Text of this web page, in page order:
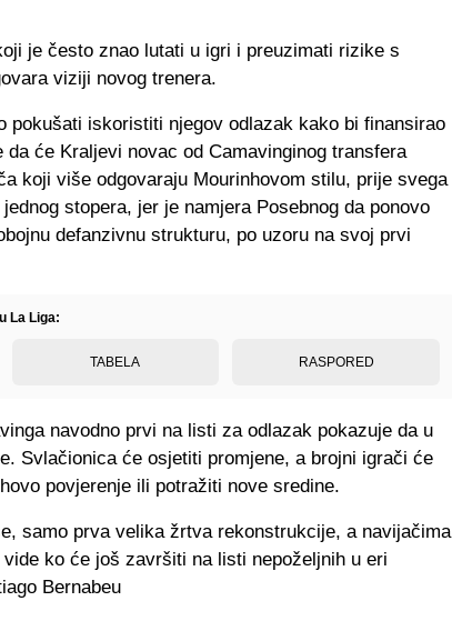
je često znao lutati u igri i preuzimati rizike s
viziji novog trenera.
pokušati iskoristiti njegov odlazak kako bi finansirao
da će Kraljevi novac od Camavinginog transfera
koji više odgovaraju Mourinhovom stilu, prije svega
stopera, jer je namjera Posebnog da ponovo
defanzivnu strukturu, po uzoru na svoj prvi
La Liga:
TABELA RASPORED
navodno prvi na listi za odlazak pokazuje da u
Svlačionica će osjetiti promjene, a brojni igrači će
povjerenje ili potražiti nove sredine.
samo prva velika žrtva rekonstrukcije, a navijačima
ko će još završiti na listi nepoželjnih u eri
Bernabeu